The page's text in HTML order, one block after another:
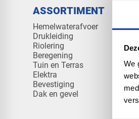
We
ASSORTIMENT
Hemelwaterafvoer
Drukleiding
Riolering
Beregening
Tuin en Terras
Elektra
Bevestiging
Dak en gevel